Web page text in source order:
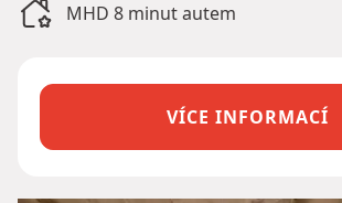
MHD 8 minut autem
VÍCE INFORMACÍ